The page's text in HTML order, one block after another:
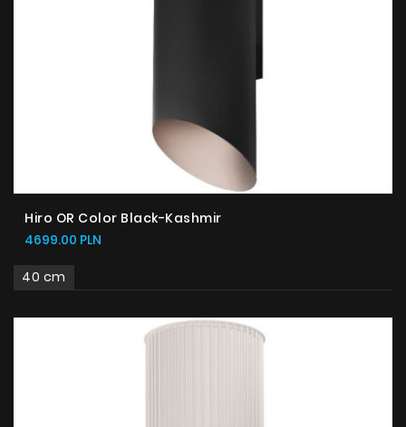
Hiro OR Color Black-Kashmir
4699.00 PLN
40 cm